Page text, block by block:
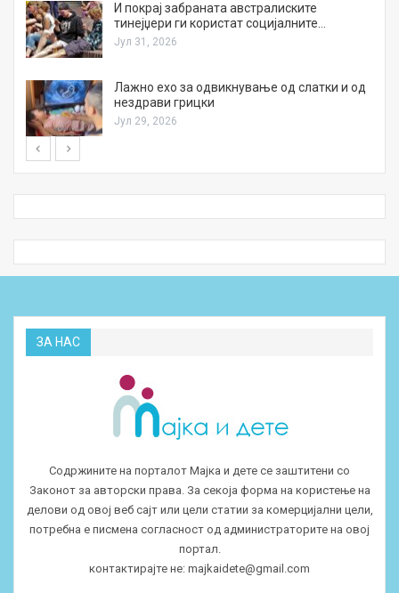
И покрај забраната австралиските
тинејџери ги користат социјалните…
Јул 31, 2026
Лажно ехо за одвикнување од слатки и од
нездрави грицки
Јул 29, 2026
ЗА НАС
Содржините на порталот Мајка и дете се заштитени со
Законот за авторски права. За секоја форма на користење на
делови од овој веб сајт или цели статии за комерцијални цели,
потребна е писмена согласност од администраторите на овој
портал.
контактирајте не: majkaidete@gmail.com